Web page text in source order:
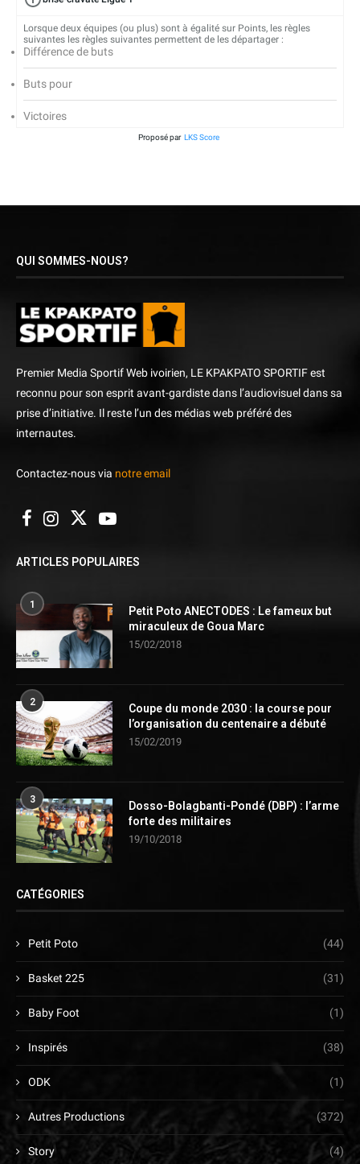
Lorsque deux équipes (ou plus) sont à égalité sur Points, les règles
suivantes les règles suivantes permettent de les départager :
Différence de buts
Buts pour
Victoires
Proposé par LKS Score
QUI SOMMES-NOUS?
Premier Media Sportif Web ivoirien, LE KPAKPATO SPORTIF est
reconnu pour son esprit avant-gardiste dans l’audiovisuel dans sa
prise d’initiative. Il reste l’un des médias web préféré des
internautes.
Contactez-nous via notre email
ARTICLES POPULAIRES
1
Petit Poto ANECTODES : Le fameux but
miraculeux de Goua Marc
15/02/2018
2
Coupe du monde 2030 : la course pour
l’organisation du centenaire a débuté
15/02/2019
3
Dosso-Bolagbanti-Pondé (DBP) : l’arme
forte des militaires
19/10/2018
CATÉGORIES
Petit Poto (44)
Basket 225 (31)
Baby Foot (1)
Inspirés (38)
ODK (1)
Autres Productions (372)
Story (4)